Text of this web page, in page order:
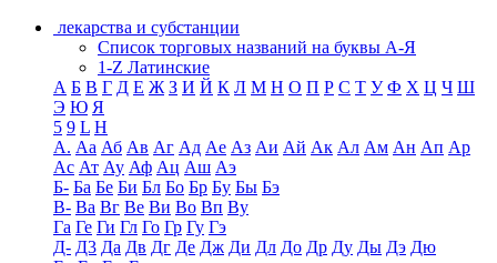
лекарства и субстанции
Список торговых названий на буквы А-Я
1-Z Латинские
А Б В Г Д Е Ж З И Й К Л М Н О П Р С Т У Ф Х Ц Ч Ш
Э Ю Я
5 9 L H
А. Аа Аб Ав Аг Ад Ае Аз Аи Ай Ак Ал Ам Ан Ап Ар
Ас Ат Ау Аф Ац Аш Аэ
Б- Ба Бе Би Бл Бо Бр Бу Бы Бэ
В- Ва Вг Ве Ви Во Вп Ву
Га Ге Ги Гл Го Гр Гу Гэ
Д- Д3 Да Дв Дг Де Дж Ди Дл До Др Ду Ды Дэ Дю